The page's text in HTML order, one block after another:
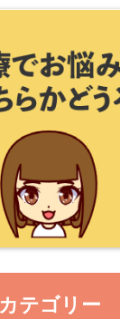
カテゴリー